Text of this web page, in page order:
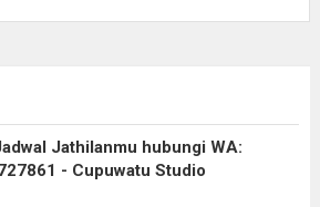
Jathilanmu hubungi WA:
- Cupuwatu Studio